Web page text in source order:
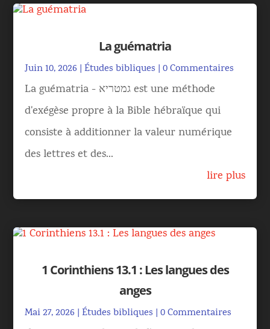
La guématria
Juin 10, 2026 |Études bibliques | 0 Commentaires
La guématria - גמטריא est une méthode
d'exégèse propre à la Bible hébraïque qui
consiste à additionner la valeur numérique
des lettres et des...
lire plus
1 Corinthiens 13.1 : Les langues des
anges
Mai 27, 2026 |Études bibliques | 0 Commentaires